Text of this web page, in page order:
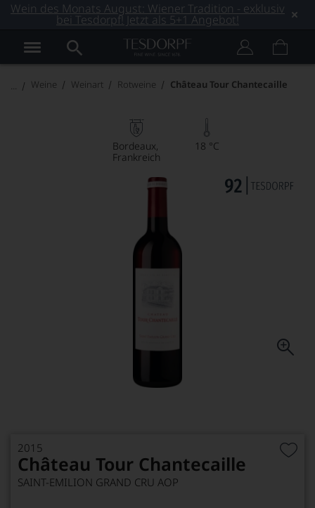
Wein des Monats August: Wiener Tradition - exklusiv
bei Tesdorpf! Jetzt als 5+1 Angebot!
Weine Weinart Rotweine Château Tour Chantecaille
Bordeaux
Frankreich
18 °C
2015
Château Tour Chantecaille
SAINT-EMILION GRAND CRU AOP